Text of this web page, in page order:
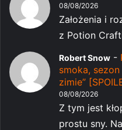
08/08/2026
Założenia i
z Potion
Robert Snow -
smoka,
zimie”
08/08/2026
Z tym jest
prostu sny.